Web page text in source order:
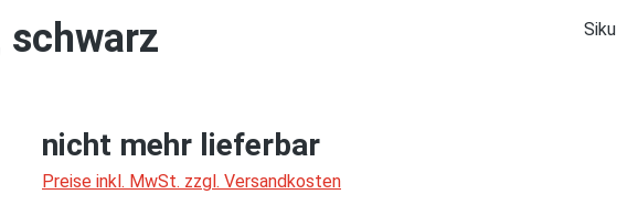
Siku
nicht mehr lieferbar
Preise inkl. MwSt. zzgl. Versandkosten